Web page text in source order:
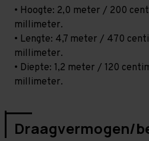
• Hoogte: 2,0 meter / 200
millimeter.
• Lengte: 4,7 meter / 470
millimeter.
• Diepte: 1,2 meter / 120
millimeter.
Draagvermogen/